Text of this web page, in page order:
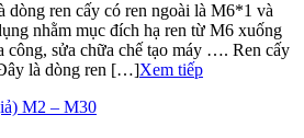
dòng ren cấy có ren ngoài là M6*1 và
nhằm mục đích hạ ren từ M6 xuống
công, sửa chữa chế tạo máy …. Ren cấy
là dòng ren […]Xem tiếp